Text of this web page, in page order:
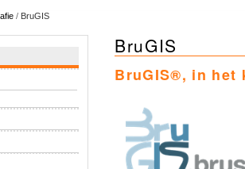
/ BruGIS
BruGIS
BruGIS®, in het